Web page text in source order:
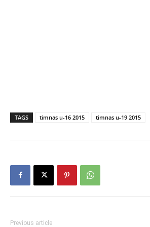
TAGS timnas u-16 2015 timnas u-19 2015
Previous article